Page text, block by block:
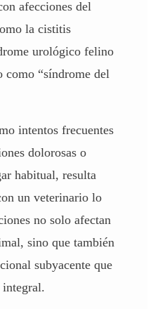
afecciones del
la cistitis
urológico felino
como “síndrome del
intentos frecuentes
dolorosas o
habitual, resulta
un veterinario lo
no solo afectan
sino que también
subyacente que
integral.